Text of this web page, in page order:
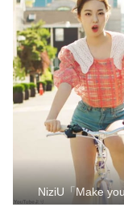
NiziU「Make